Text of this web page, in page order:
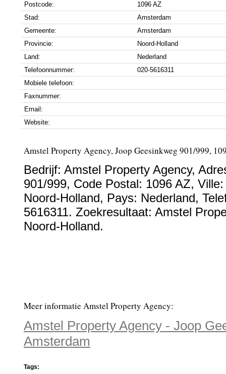
Postcode:
1096 AZ
Stad:
Amsterdam
Gemeente:
Amsterdam
Provincie:
Noord-Holland
Land:
Nederland
Telefoonnummer:
020-5616311
Mobiele telefoon:
Faxnummer:
Email:
Website:
Amstel Property Agency, Joop Geesinkweg 901/999,
Bedrijf: Amstel Property Agency,
901/999, Code Postal: 1096 AZ, Ville:
Noord-Holland, Pays: Nederland,
5616311. Zoekresultaat: Amstel
Noord-Holland.
Meer informatie Amstel Property Agency:
Amstel Property Agency - Joop
Amsterdam
Tags: